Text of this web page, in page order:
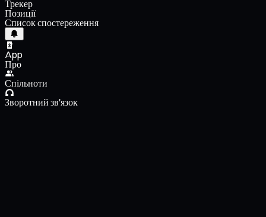
Трекер
Позиції
Список спостереження
App
Про
Спільноти
Зворотний зв'язок